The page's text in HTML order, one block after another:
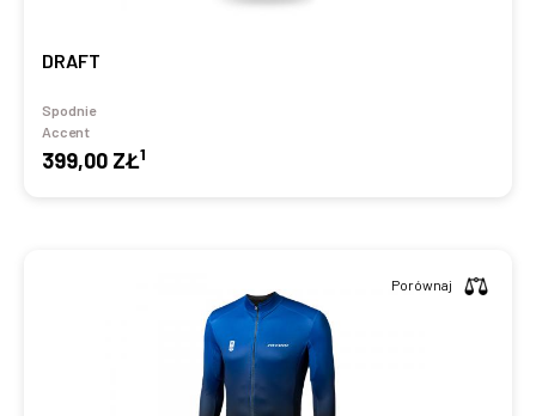
DRAFT
Spodnie
Accent
399,00 ZŁ1
Porównaj